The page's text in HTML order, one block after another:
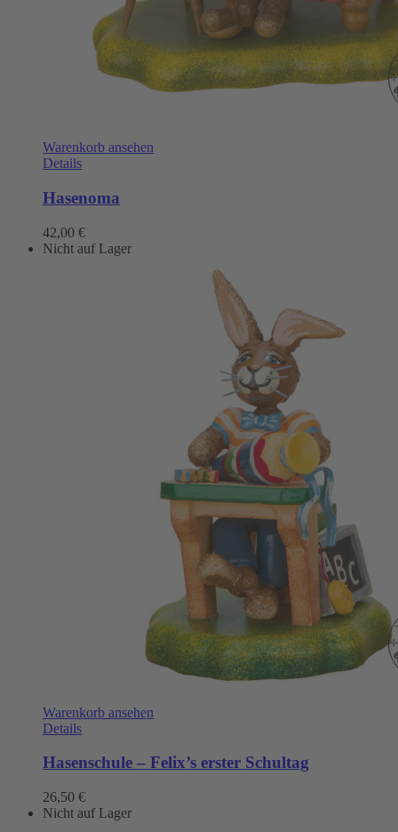
Warenkorb ansehen
Details
Hasenoma
42,00 €
Nicht auf Lager
Warenkorb ansehen
Details
Hasenschule – Felix’s erster Schultag
26,50 €
Nicht auf Lager